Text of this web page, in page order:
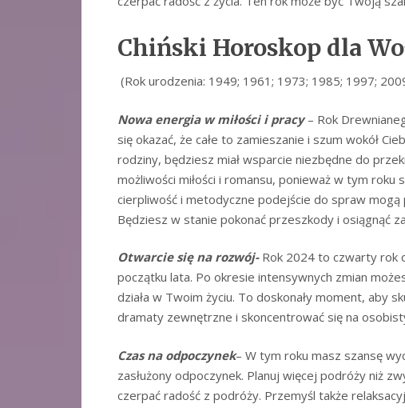
Chiński Horoskop dla
(Rok urodzenia: 1949; 1961; 1973; 1985; 1997;
Nowa energia w miłości i pracy– Rok
się okazać, że całe to zamieszanie i szum wokół
rodziny, będziesz miał wsparcie niezbędne do
możliwości miłości i romansu, ponieważ w tym
cierpliwość i metodyczne podejście do spraw
Będziesz w stanie pokonać przeszkody i osiągnąć
Otwarcie się na rozwój-Rok 2024 to czwarty rok
początku lata. Po okresie intensywnych zmian
działa w Twoim życiu. To doskonały moment, aby
dramaty zewnętrzne i skoncentrować się na
Czas na odpoczynek– W tym roku masz szansę
zasłużony odpoczynek. Planuj więcej podróży niż
czerpać radość z podróży. Przemyśl także